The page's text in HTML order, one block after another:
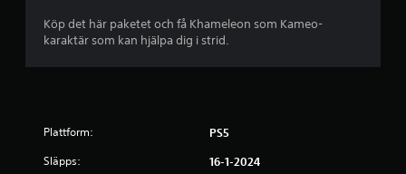
f
Köp det här paketet och få Khameleon som Kameo-
karaktär som kan hjälpa dig i strid.
Plattform: PS5
Släpps: 16-1-2024